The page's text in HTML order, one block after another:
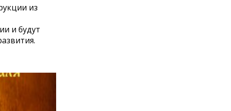
из
и будут